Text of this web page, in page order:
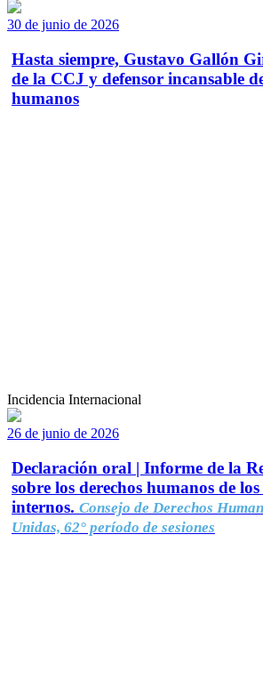
30 de junio de 2026
Hasta siempre, Gustavo Gallón
de la CCJ y defensor incansable
humanos
Incidencia Internacional
26 de junio de 2026
Declaración oral | Informe de la
sobre los derechos humanos de
internos. Consejo de Derechos
Unidas, 62° período de sesiones